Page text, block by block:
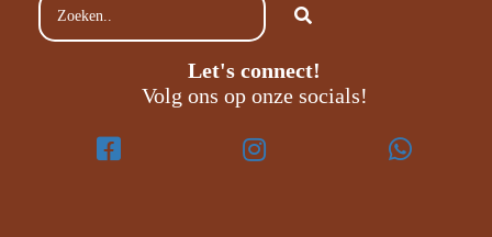
Let's connect!
Volg ons op onze socials!